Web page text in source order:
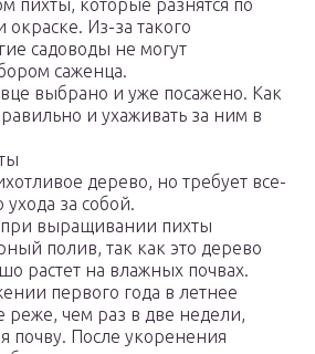
пихты, которые разнятся по
Из-за такого
садоводы не могут
саженца.
выбрано и уже посажено. Как
и ухаживать за ним в
дерево, но требует все-
за собой.
выращивании пихты
полив, так как это дерево
растет на влажных почвах.
первого года в летнее
реже, чем раз в две недели,
почву. После укоренения